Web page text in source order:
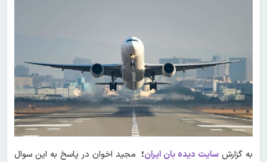
به گزارشسایت دیده بان ایران؛ مجید اخوان در پاسخ به این سوال